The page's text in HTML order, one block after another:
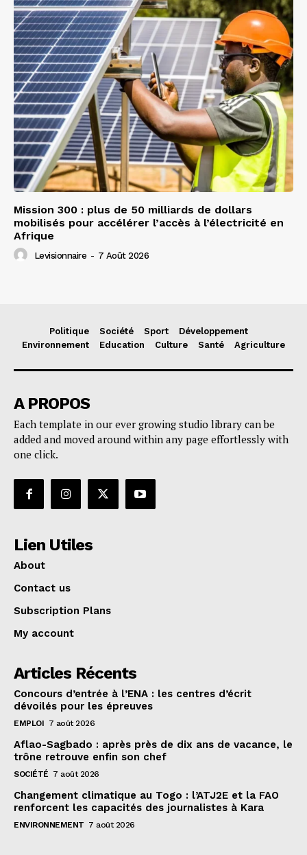
Mission 300 : plus de 50 milliards de dollars
mobilisés pour accélérer l’accès à l’électricité en
Afrique
Levisionnaire - 7 Août 2026
Politique Société Sport
Développement
Environnement
Education Culture Santé Agriculture
A PROPOS
Each template in our ever growing studio library can be
added and moved around within any page effortlessly with
one click.
Lien Utiles
About
Contact us
Subscription Plans
My account
Articles Récents
Concours d’entrée à l’ENA : les centres d’écrit
dévoilés pour les épreuves
EMPLOI 7 août 2026
Aflao-Sagbado : après près de dix ans de vacance, le
trône retrouve enfin son chef
SOCIÉTÉ 7 août 2026
Changement climatique au Togo : l’ATJ2E et la FAO
renforcent les capacités des journalistes à Kara
ENVIRONNEMENT 7 août 2026